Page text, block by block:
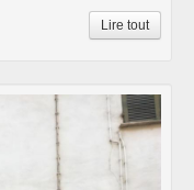
Lire tout